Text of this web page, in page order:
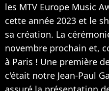
les MTV Europe Music
cette année 2023 et le
sa création. La
novembre prochain et,
à Paris ! Une première
c'était notre Jean-Paul